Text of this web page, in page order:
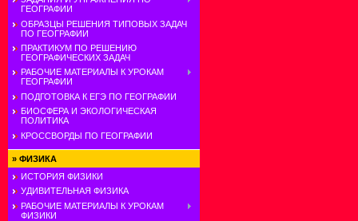
ГЕОГРАФИИ
ОБРАЗЦЫ РЕШЕНИЯ ТИПОВЫХ ЗАДАЧ
ПО ГЕОГРАФИИ
ПРАКТИКУМ ПО РЕШЕНИЮ
ГЕОГРАФИЧЕСКИХ ЗАДАЧ
РАБОЧИЕ МАТЕРИАЛЫ К УРОКАМ
ГЕОГРАФИИ
ПОДГОТОВКА К ЕГЭ ПО ГЕОГРАФИИ
БИОСФЕРА И ЭКОЛОГИЧЕСКАЯ
ПОЛИТИКА
КРОССВОРДЫ ПО ГЕОГРАФИИ
» ФИЗИКА
ИСТОРИЯ ФИЗИКИ
УДИВИТЕЛЬНАЯ ФИЗИКА
РАБОЧИЕ МАТЕРИАЛЫ К УРОКАМ
ФИЗИКИ